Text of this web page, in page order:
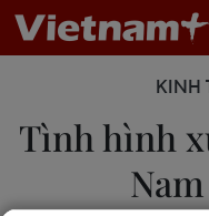
KINH
Tình hình